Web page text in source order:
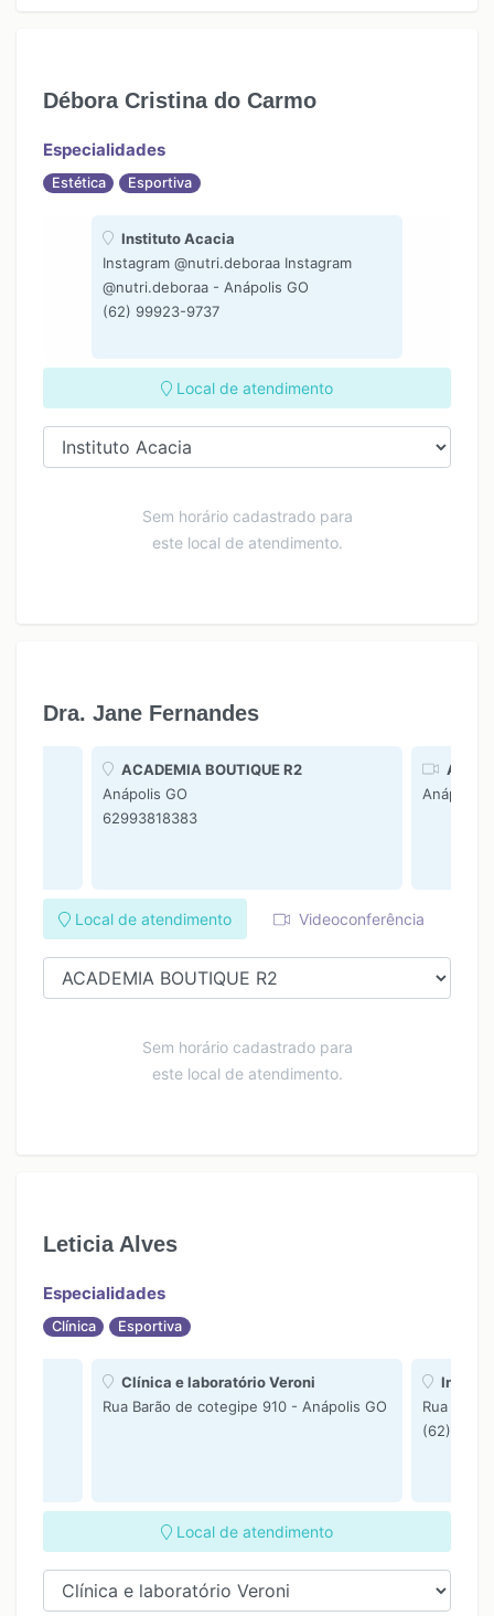
Débora Cristina do Carmo
Especialidades
Estética Esportiva
Instituto Acacia
Instagram @nutri.deboraa Instagram
@nutri.deboraa - Anápolis GO
(62) 99923-9737
Local de atendimento
Sem horário cadastrado para
este local de atendimento.
Dra. Jane Fernandes
ACADEMIA BOUTIQUE R2
Anápolis GO
62993818383
Anápolis
Local de atendimento Videoconferência
Sem horário cadastrado para
este local de atendimento.
Leticia Alves
Especialidades
Clínica Esportiva
Clínica e laboratório Veroni
Rua Barão de cotegipe 910 - Anápolis GO
Rua
(62)
Local de atendimento